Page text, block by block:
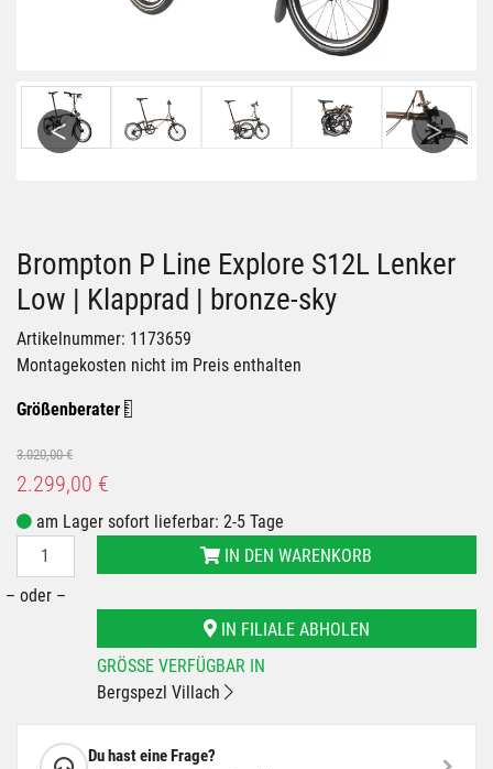
Brompton P Line Explore S12L Lenker
Low | Klapprad | bronze-sky
Artikelnummer: 1173659
Montagekosten nicht im Preis enthalten
Größenberater
3.020,00 €
2.299,00 €
am Lager sofort lieferbar: 2-5 Tage
IN DEN WARENKORB
– oder –
IN FILIALE ABHOLEN
GRÖSSE VERFÜGBAR IN
Bergspezl Villach
Du hast eine Frage?